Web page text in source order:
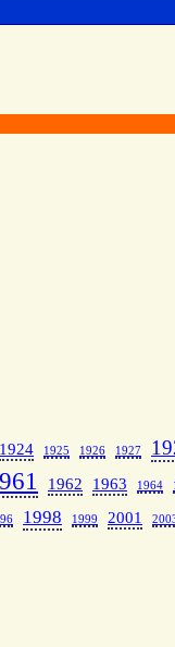
1924 1925 1926 1927
1962 1963 1964
1998 1999 2001